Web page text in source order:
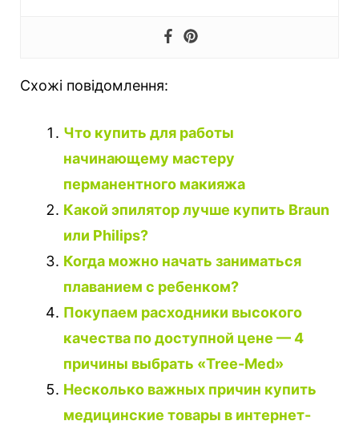
Схожі повідомлення:
Что купить для работы
начинающему мастеру
перманентного макияжа
Какой эпилятор лучше купить Braun
или Philips?
Когда можно начать заниматься
плаванием с ребенком?
Покупаем расходники высокого
качества по доступной цене — 4
причины выбрать «Tree-Med»
Несколько важных причин купить
медицинские товары в интернет-